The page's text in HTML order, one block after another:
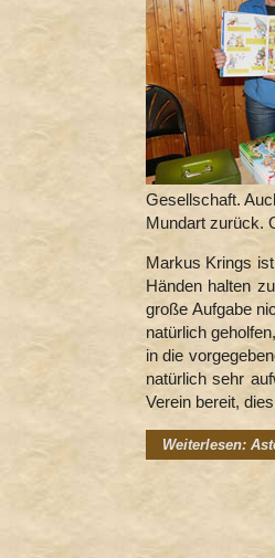
Gesellschaft.
Mundart zurück.
Markus Krings
Händen halten
große Aufgabe
natürlich
in die
natürlich sehr
Verein bereit,
Weiterlesen: